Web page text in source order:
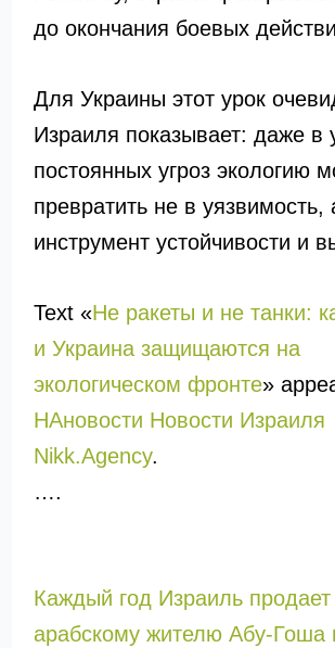
до окончания боевых
Для Украины этот урок
Израиля показывает: даже в
постоянных угроз экологию
превратить не в уязвимость,
инструмент устойчивости и
Text «Не ракеты и не танки:
и Украина защищаются на
экологическом фронте»
НАновости Новости Израиля
Nikk.Agency.
….
Каждый год Израиль
арабскому жителю Абу-Гоша